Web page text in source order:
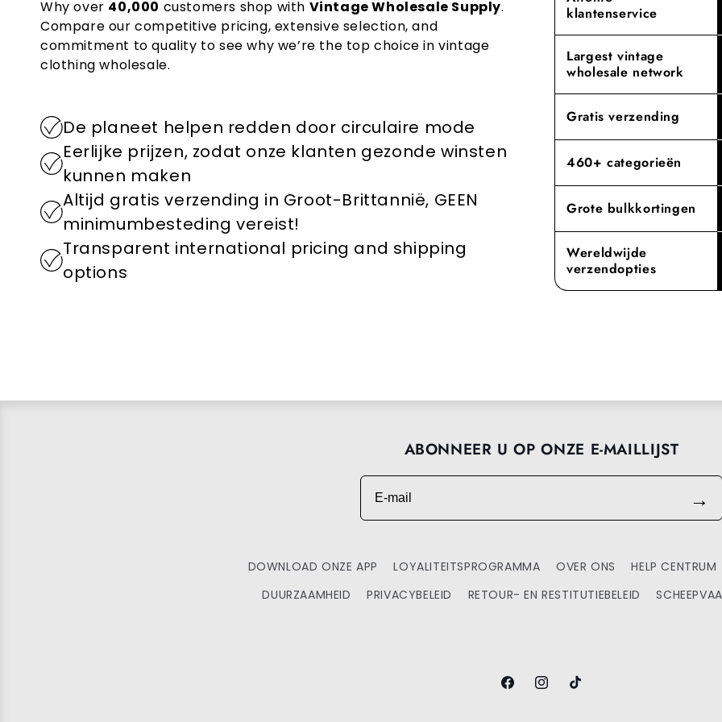
verkopen,
Door
onze klanten.
rest
dat elk
voldoet,
voor
Ervaar het
toewijding
Why over 40,000 customers shop with Vintage Wholesale Supply.
Compare our competitive pricing, extensive selection, and
commitment to quality to see why we’re the top choice in vintage
clothing wholesale.
De planeet helpen redden door circulaire mode
Eerlijke prijzen, zodat onze klanten gezonde winsten
kunnen maken
Altijd gratis verzending in Groot-Brittannië, GEEN
minimumbesteding vereist!
Transparent international pricing and shipping
options
klantenservice
Largest vintage
wholesale network
Gratis verzending
460+ categorieën
Grote bulkkortingen
Wereldwijde
verzendopties
ABONNEER U OP ONZE E-MAILLIJST
E-mail
→
DOWNLOAD ONZE APP LOYALITEITSPROGRAMMA OVER ONS HELP CENTRUM
DUURZAAMHEID
PRIVACYBELEID RETOUR- EN RESTITUTIEBELEID
FacebookInstagramTikTok